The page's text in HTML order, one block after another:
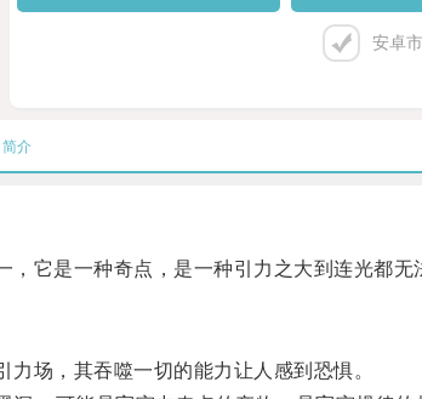
安卓
简介
它是一种奇点，是一种引力之大到连光都无
场，其吞噬一切的能力让人感到恐惧。